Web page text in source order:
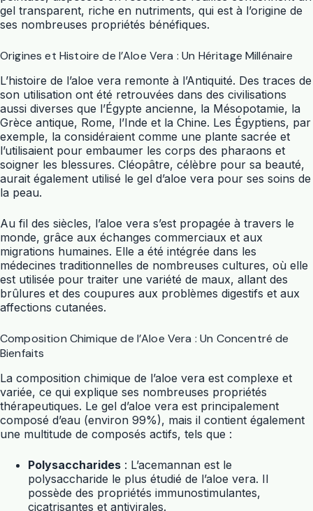
gel transparent, riche en nutriments, qui est à l’origine de
ses nombreuses propriétés bénéfiques.
Origines et Histoire de l’Aloe Vera : Un Héritage Millénaire
L’histoire de l’aloe vera remonte à l’Antiquité. Des traces de
son utilisation ont été retrouvées dans des civilisations
aussi diverses que l’Égypte ancienne, la Mésopotamie, la
Grèce antique, Rome, l’Inde et la Chine. Les Égyptiens, par
exemple, la considéraient comme une plante sacrée et
l’utilisaient pour embaumer les corps des pharaons et
soigner les blessures. Cléopâtre, célèbre pour sa beauté,
aurait également utilisé le gel d’aloe vera pour ses soins de
la peau.
Au fil des siècles, l’aloe vera s’est propagée à travers le
monde, grâce aux échanges commerciaux et aux
migrations humaines. Elle a été intégrée dans les
médecines traditionnelles de nombreuses cultures, où elle
est utilisée pour traiter une variété de maux, allant des
brûlures et des coupures aux problèmes digestifs et aux
affections cutanées.
Composition Chimique de l’Aloe Vera : Un Concentré de
Bienfaits
La composition chimique de l’aloe vera est complexe et
variée, ce qui explique ses nombreuses propriétés
thérapeutiques. Le gel d’aloe vera est principalement
composé d’eau (environ 99%), mais il contient également
une multitude de composés actifs, tels que :
Polysaccharides : L’acemannan est le
polysaccharide le plus étudié de l’aloe vera. Il
possède des propriétés immunostimulantes,
cicatrisantes et antivirales.